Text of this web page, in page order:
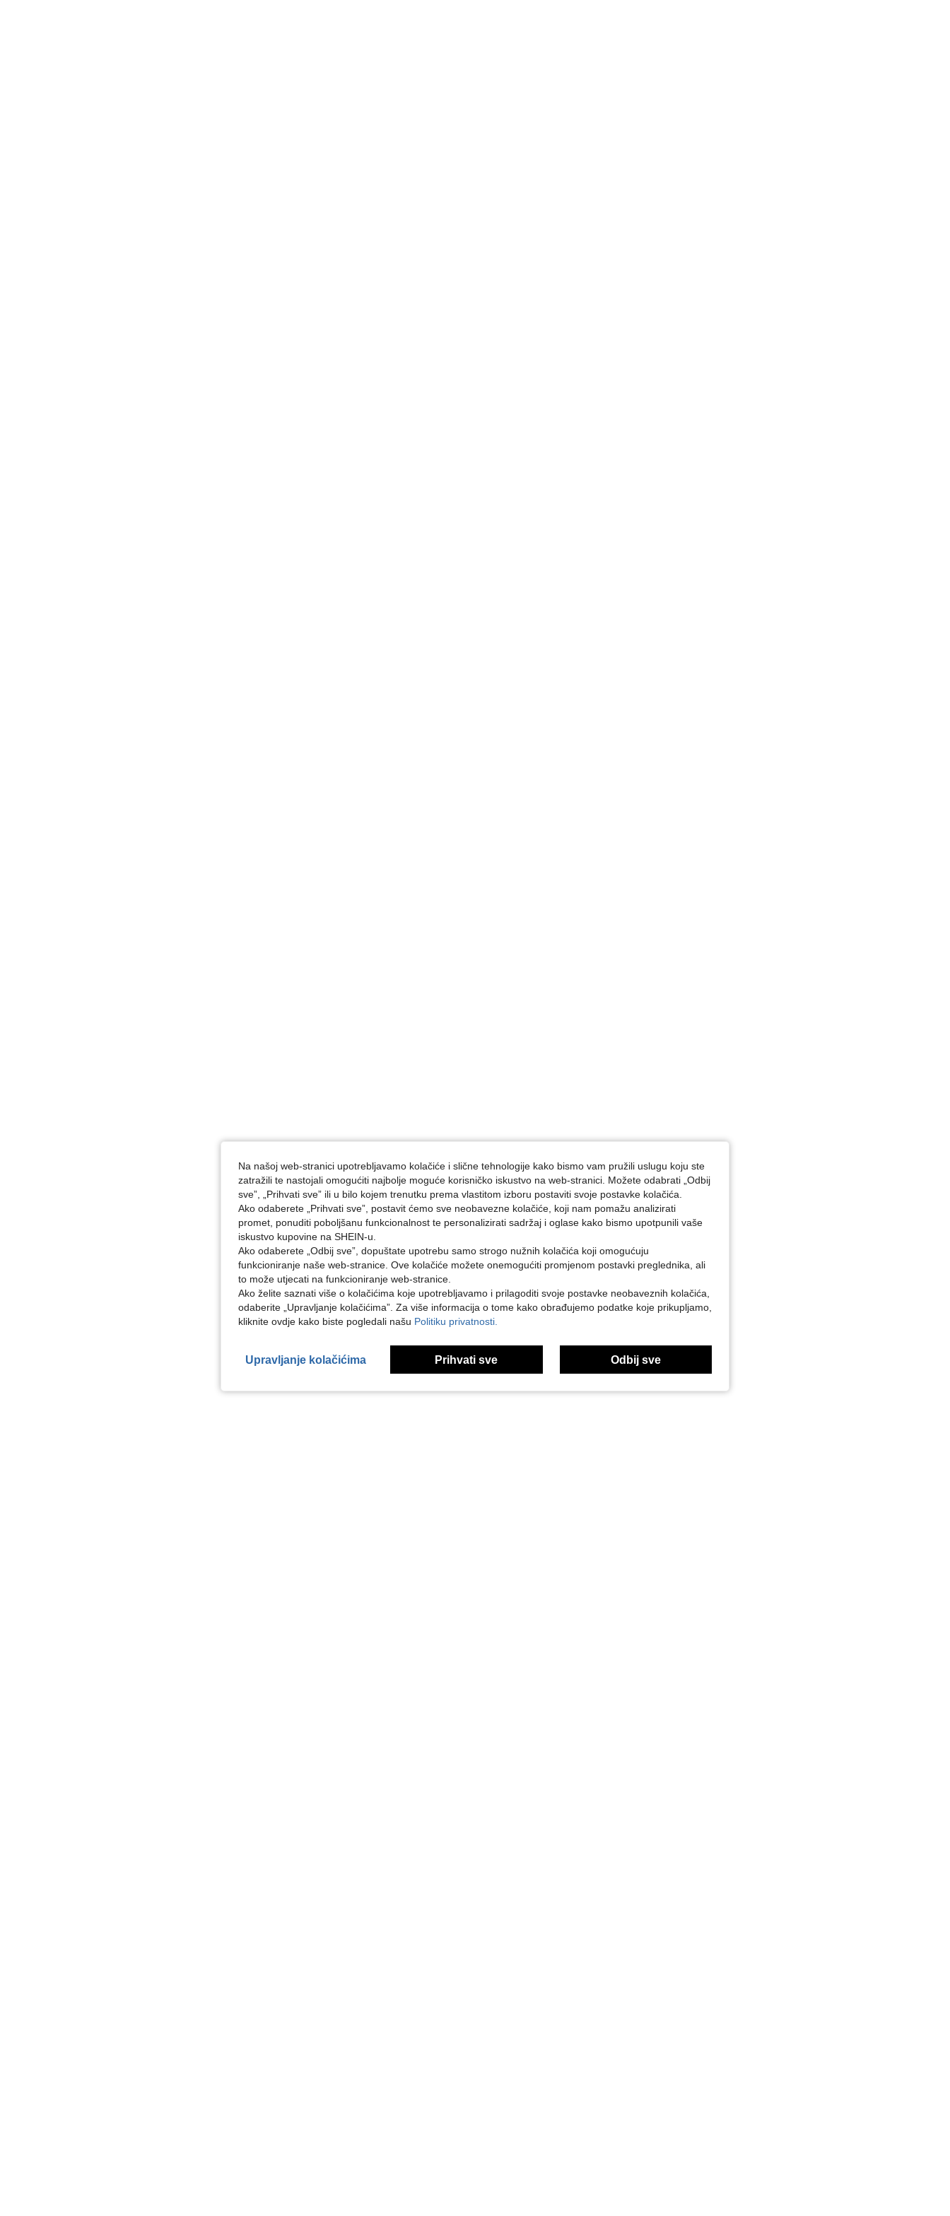
Na našoj web-stranici upotrebljavamo kolačiće i slične tehnologije kako bismo vam pružili uslugu koju ste
zatražili te nastojali omogućiti najbolje moguće korisničko iskustvo na web-stranici. Možete odabrati „Odbij
sve”, „Prihvati sve” ili u bilo kojem trenutku prema vlastitom izboru postaviti svoje postavke kolačića.
Ako odaberete „Prihvati sve”, postavit ćemo sve neobavezne kolačiće, koji nam pomažu analizirati
promet, ponuditi poboljšanu funkcionalnost te personalizirati sadržaj i oglase kako bismo upotpunili vaše
iskustvo kupovine na SHEIN-u.
Ako odaberete „Odbij sve”, dopuštate upotrebu samo strogo nužnih kolačića koji omogućuju
funkcioniranje naše web-stranice. Ove kolačiće možete onemogućiti promjenom postavki preglednika, ali
to može utjecati na funkcioniranje web-stranice.
Ako želite saznati više o kolačićima koje upotrebljavamo i prilagoditi svoje postavke neobaveznih kolačića,
odaberite „Upravljanje kolačićima”. Za više informacija o tome kako obrađujemo podatke koje prikupljamo,
kliknite ovdje kako biste pogledali našu Politiku privatnosti.
Upravljanje kolačićima Prihvati sve Odbij sve